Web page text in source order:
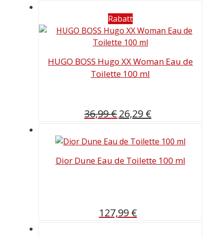
Rabatt
HUGO BOSS Hugo XX Woman Eau de
Toilette 100 ml
36,99€ Ursprünglicher
36,99 €
26,29 €
26,29 €.
Dior Dune Eau de Toilette 100 ml
127,99 €